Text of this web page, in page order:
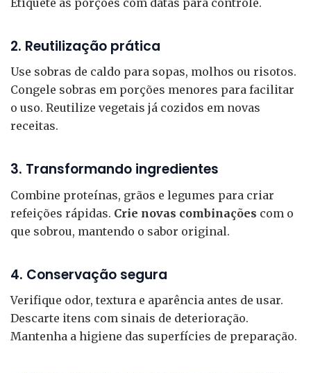
2. Reutilização prática
Use sobras de caldo para sopas, molhos ou risotos.
Congele sobras em porções menores para facilitar
o uso. Reutilize vegetais já cozidos em novas
receitas.
3. Transformando ingredientes
Combine proteínas, grãos e legumes para criar
refeições rápidas. Crie novas combinações com o
que sobrou, mantendo o sabor original.
4. Conservação segura
Verifique odor, textura e aparência antes de usar.
Descarte itens com sinais de deterioração.
Mantenha a higiene das superfícies de preparação.